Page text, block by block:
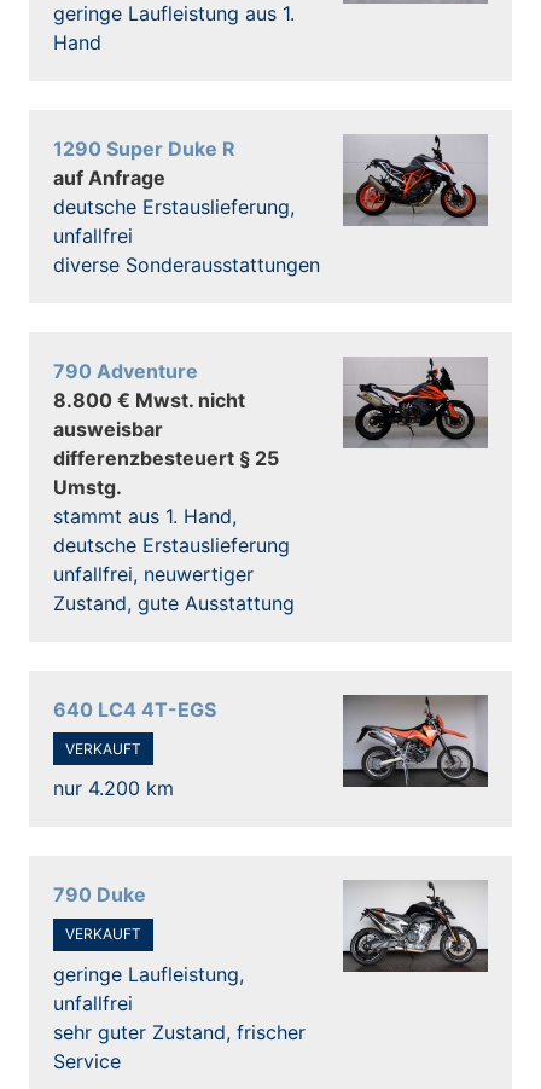
geringe Laufleistung aus 1.
Hand
1290 Super Duke R
auf Anfrage
deutsche Erstauslieferung,
unfallfrei
diverse Sonderausstattungen
790 Adventure
8.800 € Mwst. nicht
ausweisbar
differenzbesteuert § 25
Umstg.
stammt aus 1. Hand,
deutsche Erstauslieferung
unfallfrei, neuwertiger
Zustand, gute Ausstattung
640 LC4 4T-EGS
VERKAUFT
nur 4.200 km
790 Duke
VERKAUFT
geringe Laufleistung,
unfallfrei
sehr guter Zustand, frischer
Service